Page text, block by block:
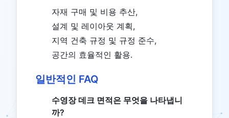
자재 구매 및 비용 추산,
설계 및 레이아웃 계획,
지역 건축 규정 및 규정 준수,
공간의 효율적인 활용.
일반적인 FAQ
수영장 데크 면적은 무엇을 나타냅니
까?